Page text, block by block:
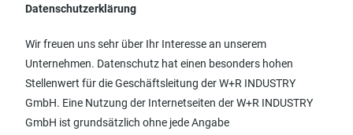
Datenschutzerklärung
Wir freuen uns sehr über Ihr Interesse an unserem
Unternehmen. Datenschutz hat einen besonders hohen
Stellenwert für die Geschäftsleitung der W+R INDUSTRY
GmbH. Eine Nutzung der Internetseiten der W+R INDUSTRY
GmbH ist grundsätzlich ohne jede Angabe